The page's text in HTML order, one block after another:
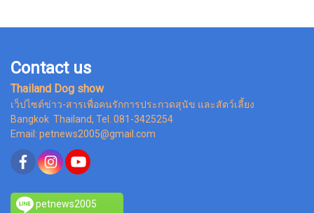
Contact us
Thailand Dog show
เว็ปไซต์ข่าว-สารเพื่อคนรักการประกวดสุนัข และสัตว์เลี้ยง
Bangkok Thailand, Tel. 081-3425254
Email: petnews2005@gmail.com
petnews2005